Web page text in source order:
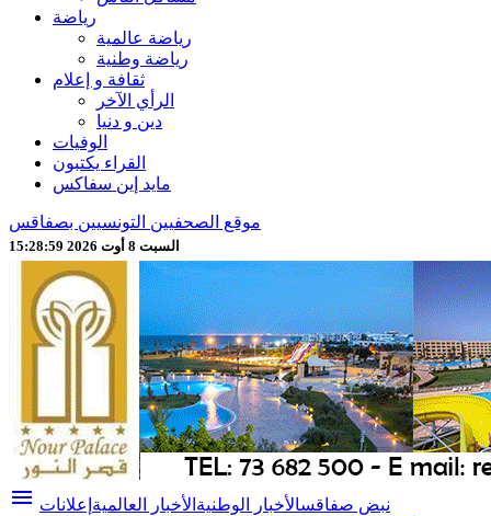
رياضة
رياضة عالمية
رياضة وطنية
ثقافة و إعلام
الرأي الآخر
دين و دنيا
الوفيات
القراء يكتبون
مايد إين سفاكس
موقع الصحفيين التونسيين بصفاقس
السبت 8 أوت 2026 15:29:01
menu نبض صفاقسالأخبار الوطنية الأخبار العالمية إعلانات